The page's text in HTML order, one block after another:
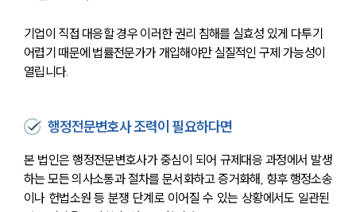
기업이 직접 대응할 경우 이러한 권리 침해를 실효성 있게 다투기
어렵기 때문에 법률전문가가 개입해야만 실질적인 구제 가능성이
열립니다.
행정전문변호사 조력이 필요하다면
본 법인은 행정전문변호사가 중심이 되어 규제대응 과정에서 발생
하는 모든 의사소통과 절차를 문서화하고 증거화해, 향후 행정소송
이나 헌법소원 등 분쟁 단계로 이어질 수 있는 상황에서도 일관된